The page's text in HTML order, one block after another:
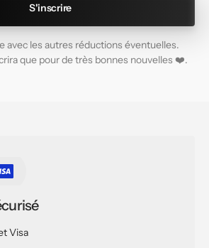
S'inscrire
avec les autres réductions éventuelles.
que pour de très bonnes nouvelles ❤️.
Visa